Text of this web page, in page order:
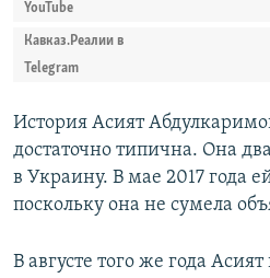
YouTube
Кавказ.Реалии в
Telegram
История Асият
достаточно типична. Она
в Украину. В мае 2017 года
поскольку она не сумела
В августе того же года